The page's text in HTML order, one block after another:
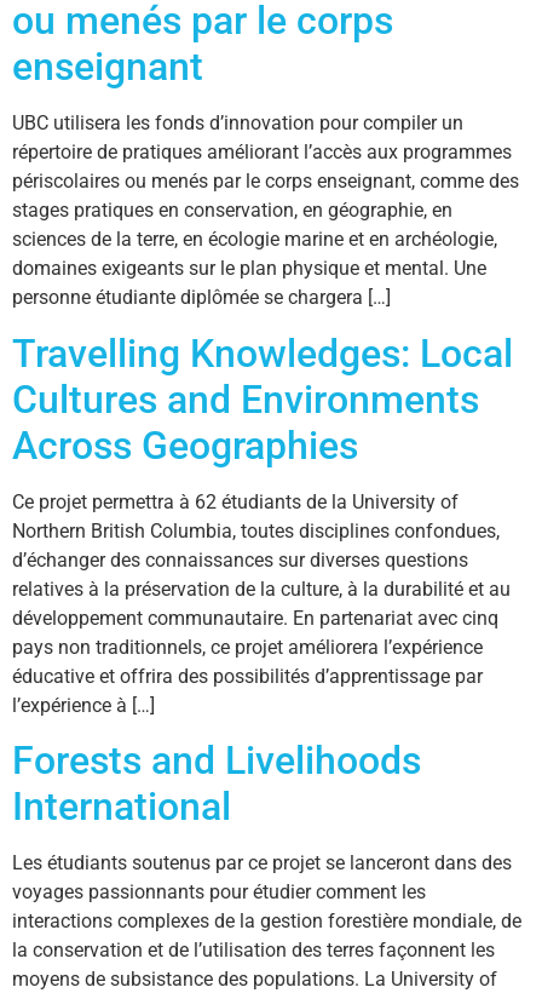
ou menés par le corps
enseignant
UBC utilisera les fonds d’innovation pour compiler un
répertoire de pratiques améliorant l’accès aux programmes
périscolaires ou menés par le corps enseignant, comme des
stages pratiques en conservation, en géographie, en
sciences de la terre, en écologie marine et en archéologie,
domaines exigeants sur le plan physique et mental. Une
personne étudiante diplômée se chargera […]
Travelling Knowledges: Local
Cultures and Environments
Across Geographies
Ce projet permettra à 62 étudiants de la University of
Northern British Columbia, toutes disciplines confondues,
d’échanger des connaissances sur diverses questions
relatives à la préservation de la culture, à la durabilité et au
développement communautaire. En partenariat avec cinq
pays non traditionnels, ce projet améliorera l’expérience
éducative et offrira des possibilités d’apprentissage par
l’expérience à […]
Forests and Livelihoods
International
Les étudiants soutenus par ce projet se lanceront dans des
voyages passionnants pour étudier comment les
interactions complexes de la gestion forestière mondiale, de
la conservation et de l’utilisation des terres façonnent les
moyens de subsistance des populations. La University of